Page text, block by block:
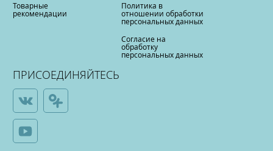
Товарные
рекомендации
Политика в
отношении обработки
персональных данных
Согласие на
обработку
персональных данных
ПРИСОЕДИНЯЙТЕСЬ